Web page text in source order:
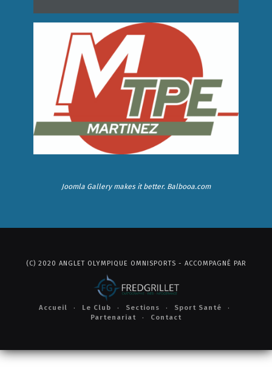
Joomla Gallerymakes it better. Balbooa.com
(C) 2020 ANGLET OLYMPIQUE OMNISPORTS - ACCOMPAGNÉ PAR
Accueil Le Club Sections
Sport Santé
Partenariat
Contact